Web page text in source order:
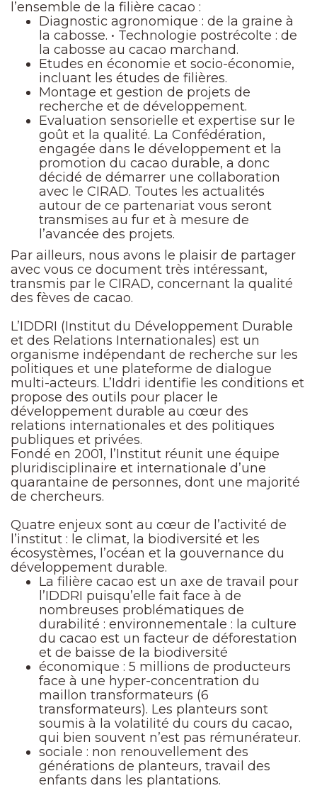
l’ensemble de la filière cacao :
Diagnostic agronomique : de la graine à
la cabosse. • Technologie postrécolte : de
la cabosse au cacao marchand.
Etudes en économie et socio-économie,
incluant les études de filières.
Montage et gestion de projets de
recherche et de développement.
Evaluation sensorielle et expertise sur le
goût et la qualité. La Confédération,
engagée dans le développement et la
promotion du cacao durable, a donc
décidé de démarrer une collaboration
avec le CIRAD. Toutes les actualités
autour de ce partenariat vous seront
transmises au fur et à mesure de
l’avancée des projets.
Par ailleurs, nous avons le plaisir de partager
avec vous ce document très intéressant,
transmis par le CIRAD, concernant la qualité
des fèves de cacao.
L’IDDRI (Institut du Développement Durable
et des Relations Internationales) est un
organisme indépendant de recherche sur les
politiques et une plateforme de dialogue
multi-acteurs. L’Iddri identifie les conditions et
propose des outils pour placer le
développement durable au cœur des
relations internationales et des politiques
publiques et privées.
Fondé en 2001, l’Institut réunit une équipe
pluridisciplinaire et internationale d’une
quarantaine de personnes, dont une majorité
de chercheurs.
Quatre enjeux sont au cœur de l’activité de
l’institut : le climat, la biodiversité et les
écosystèmes, l’océan et la gouvernance du
développement durable.
La filière cacao est un axe de travail pour
l’IDDRI puisqu’elle fait face à de
nombreuses problématiques de
durabilité : environnementale : la culture
du cacao est un facteur de déforestation
et de baisse de la biodiversité
économique : 5 millions de producteurs
face à une hyper-concentration du
maillon transformateurs (6
transformateurs). Les planteurs sont
soumis à la volatilité du cours du cacao,
qui bien souvent n’est pas rémunérateur.
sociale : non renouvellement des
générations de planteurs, travail des
enfants dans les plantations.